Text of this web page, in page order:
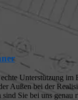
Unterstützung im
Außen bei der
sind Sie bei uns genau